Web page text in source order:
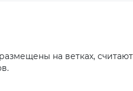
на ветках,